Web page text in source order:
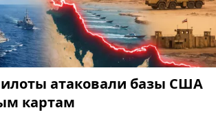
атаковали базы США
картам